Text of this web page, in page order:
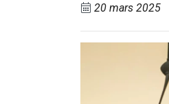
20 mars 2025